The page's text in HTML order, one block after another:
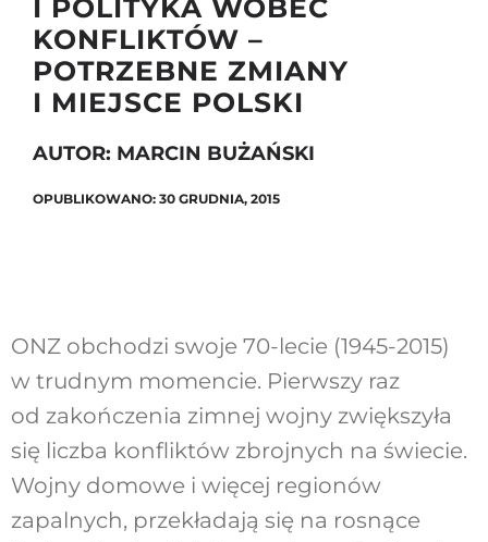
Szukaj
I POLITYKA WOBEC
KONFLIKTÓW –
POTRZEBNE ZMIANY
I MIEJSCE POLSKI
AUTOR: MARCIN BUŻAŃSKI
OPUBLIKOWANO: 30 GRUDNIA, 2015
ONZ obchodzi swoje 70-lecie (1945-2015)
w trudnym momencie. Pierwszy raz
od zakończenia zimnej wojny zwiększyła
się liczba konfliktów zbrojnych na świecie.
Wojny domowe i więcej regionów
zapalnych, przekładają się na rosnące